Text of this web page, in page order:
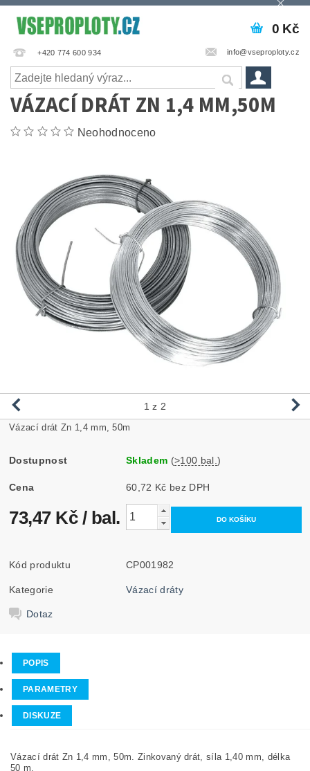
+420 774 600 934 info@vseproploty.cz
0 Kč
VÁZACÍ DRÁT ZN 1,4 MM,50M
Neohodnoceno
1 z 2
Vázací drát Zn 1,4 mm, 50m
Dostupnost Skladem (>100 bal. )
Cena 60,72 Kč bez DPH
73,47 Kč / bal.
Kód produktu CP001982
Kategorie Vázací dráty
Dotaz
POPIS
PARAMETRY
DISKUZE
Vázací drát Zn 1,4 mm, 50m. Zinkovaný drát, síla 1,40 mm, délka
50 m.